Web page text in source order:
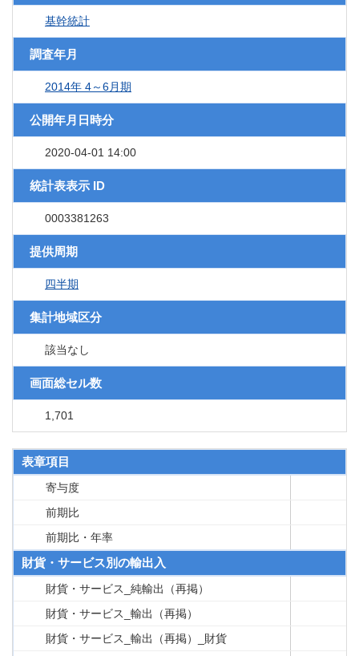
基幹統計
調査年月
2014年 4～6月期
公開年月日時分
2020-04-01 14:00
統計表表示 ID
0003381263
提供周期
四半期
集計地域区分
該当なし
画面総セル数
1,701
表章項目
寄与度
前期比
前期比・年率
財貨・サービス別の輸出入
財貨・サービス_純輸出（再掲）
財貨・サービス_輸出（再掲）
財貨・サービス_輸出（再掲）_財貨